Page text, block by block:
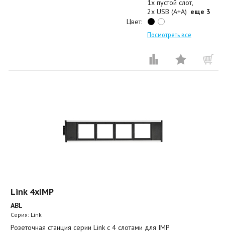
1x пустой слот
2x USB (A+A) еще 3
Цвет:
Посмотреть все
Link 4xIMP
ABL
Серия: Link
Розеточная станция серии Link с 4 слотами для IMP